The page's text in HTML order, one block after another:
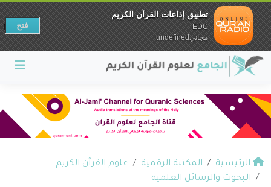
الرئيسية المكتبة الرقمية
علوم القرآن الكريم
البحوث والرسائل العلمية
تطبيق إذاعات القرآن الكريم
EDC
مجانيundefined
فتح